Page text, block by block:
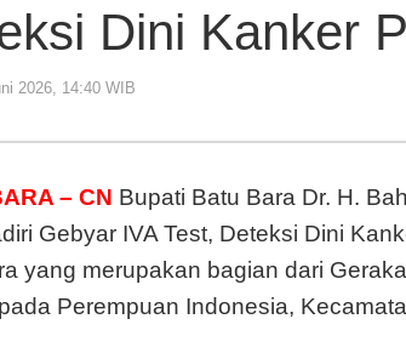
di
Seluruh
Perkuat
Dini
Kanker
Dini Kanker
2026, 14:40 WIB
– CN Bupati Batu Bara Dr. H.
Gebyar IVA Test, Deteksi Dini
yang merupakan bagian dari
Perempuan Indonesia,